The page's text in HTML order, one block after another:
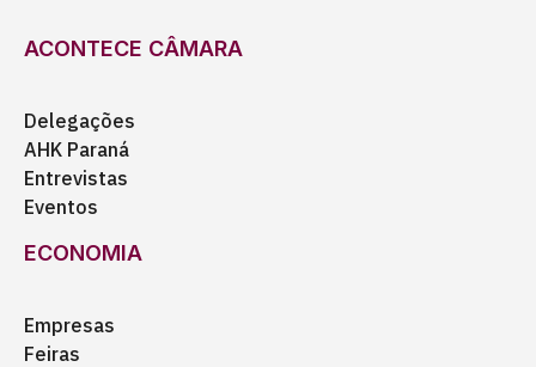
ACONTECE CÂMARA
Delegações
AHK Paraná
Entrevistas
Eventos
ECONOMIA
Empresas
Feiras